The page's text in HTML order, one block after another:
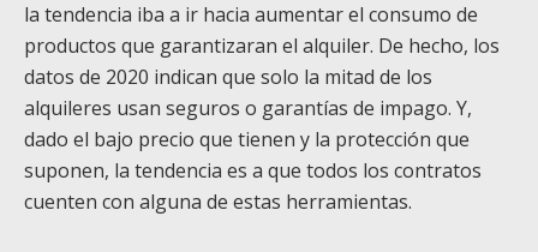
la tendencia iba a ir hacia aumentar el consumo de
productos que garantizaran el alquiler. De hecho, los
datos de 2020 indican que solo la mitad de los
alquileres usan seguros o garantías de impago. Y,
dado el bajo precio que tienen y la protección que
suponen, la tendencia es a que todos los contratos
cuenten con alguna de estas herramientas.